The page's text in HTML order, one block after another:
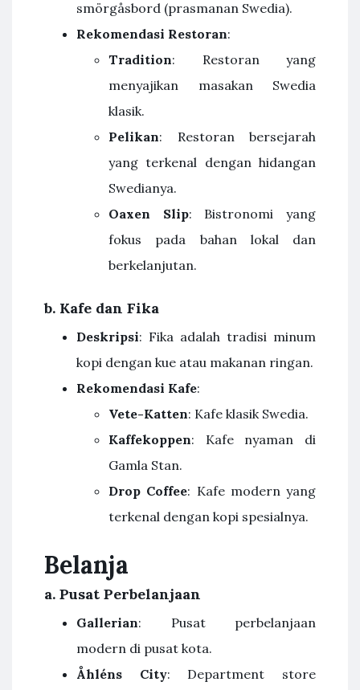
smörgåsbord (prasmanan Swedia).
Rekomendasi Restoran:
Tradition: Restoran yang
menyajikan masakan Swedia
klasik.
Pelikan: Restoran bersejarah
yang terkenal dengan hidangan
Swedianya.
Oaxen Slip: Bistronomi yang
fokus pada bahan lokal dan
berkelanjutan.
b. Kafe dan Fika
Deskripsi: Fika adalah tradisi minum
kopi dengan kue atau makanan ringan.
Rekomendasi Kafe:
Vete-Katten: Kafe klasik Swedia.
Kaffekoppen: Kafe nyaman di
Gamla Stan.
Drop Coffee: Kafe modern yang
terkenal dengan kopi spesialnya.
Belanja
a. Pusat Perbelanjaan
Gallerian: Pusat perbelanjaan
modern di pusat kota.
Åhléns City: Department store